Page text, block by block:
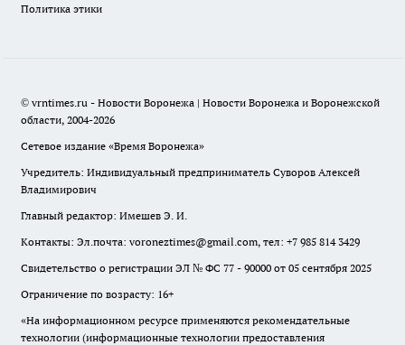
Политика этики
© vrntimes.ru - Новости Воронежа | Новости Воронежа и Воронежской
области, 2004-2026
Сетевое издание «Время Воронежа»
Учредитель: Индивидуальный предприниматель Суворов Алексей
Владимирович
Главный редактор: Имешев Э. И.
Контакты: Эл.почта: voroneztimes@gmail.com, тел: +7 985 814 3429
Свидетельство о регистрации ЭЛ № ФС 77 - 90000 от 05 сентября 2025
Ограничение по возрасту: 16+
«На информационном ресурсе применяются рекомендательные
технологии (информационные технологии предоставления